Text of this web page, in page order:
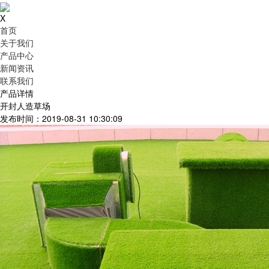
X
首页
关于我们
产品中心
新闻资讯
联系我们
产品详情
开封人造草场
发布时间：2019-08-31 10:30:09